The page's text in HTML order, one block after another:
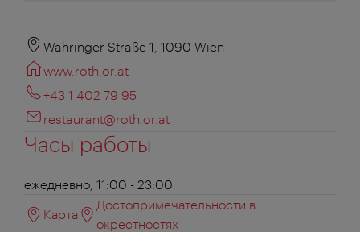
Währinger Straße 1, 1090 Wien
www.roth.or.at
+43 1 402 79 95
restaurant@roth.or.at
Часы работы
ежедневно, 11:00 - 23:00
Карта
Достопримечательности в
окрестностях